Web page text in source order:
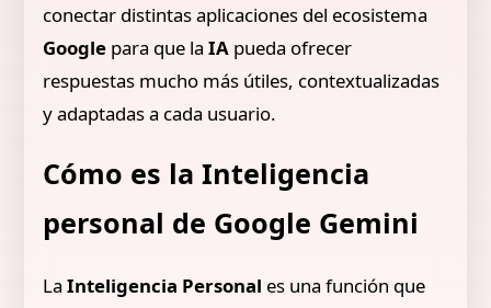
conectar distintas aplicaciones del ecosistema
Google para que la IA pueda ofrecer
respuestas mucho más útiles, contextualizadas
y adaptadas a cada usuario.
Cómo es la Inteligencia
personal de Google Gemini
LaInteligencia Personal es una función que